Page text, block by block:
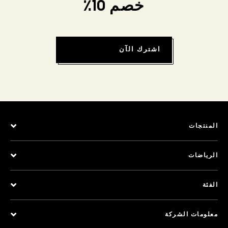
خصم 10٪
اشترك الآن
المنتجات
الرياضات
الفئة
معلومات الشركة